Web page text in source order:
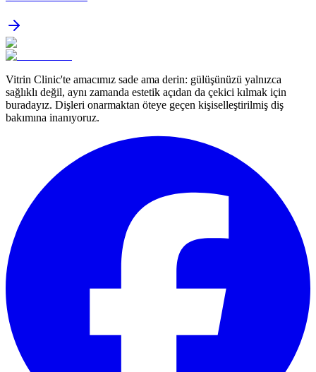
Vitrin Clinic'te amacımız sade ama derin: gülüşünüzü yalnızca
sağlıklı değil, aynı zamanda estetik açıdan da çekici kılmak için
buradayız. Dişleri onarmaktan öteye geçen kişiselleştirilmiş diş
bakımına inanıyoruz.